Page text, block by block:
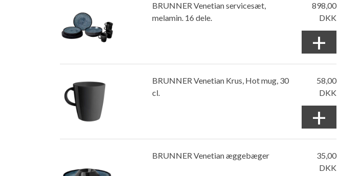
BRUNNER Venetian servicesæt,
melamin. 16 dele.
898,00
DKK
+
BRUNNER Venetian Krus, Hot mug, 30
cl.
58,00
DKK
+
BRUNNER Venetian æggebæger
35,00
DKK